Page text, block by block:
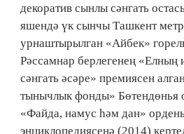
декоратив сынлы сәнгать
яшендә үк сынчы Ташкент
урнаштырылган «Айбек»
Рәссам­нар берлегенең
сәнгать әсәре» премиясен
тынычлык фонды»
«Файда, намус һәм дан»
энциклопедиясенә (2014)